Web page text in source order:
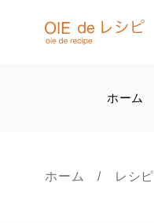
ホーム
ホーム/ レシピ